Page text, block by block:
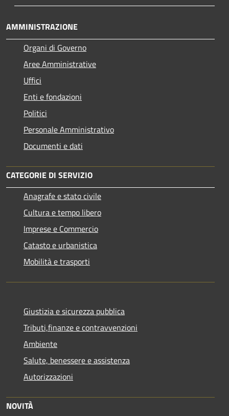
AMMINISTRAZIONE
Organi di Governo
Aree Amministrative
Uffici
Enti e fondazioni
Politici
Personale Amministrativo
Documenti e dati
CATEGORIE DI SERVIZIO
Anagrafe e stato civile
Cultura e tempo libero
Imprese e Commercio
Catasto e urbanistica
Mobilità e trasporti
Giustizia e sicurezza pubblica
Tributi,finanze e contravvenzioni
Ambiente
Salute, benessere e assistenza
Autorizzazioni
NOVITÀ